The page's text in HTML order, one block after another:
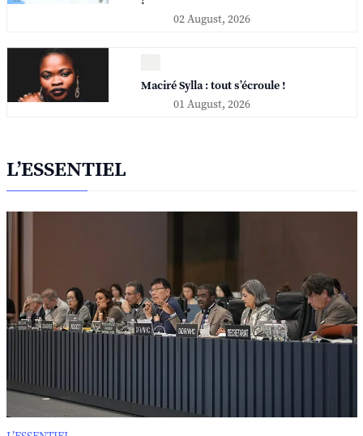
02 August, 2026
Maciré Sylla : tout s’écroule !
01 August, 2026
L’ESSENTIEL